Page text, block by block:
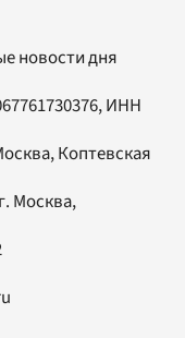
новости дня
ИНН
Коптевская
Москва,